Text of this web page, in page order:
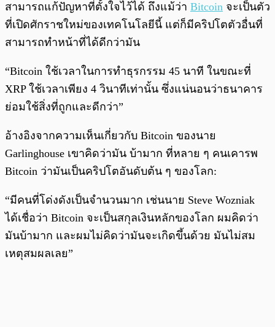
สามารถแก้ปัญหาที่ตั้งใจไว้ได้ ถึงแม้ว่า Bitcoin จะเป็นตัว
ที่เปิดศักราชใหม่ของเทคโนโลยีนี้ แต่ก็มีคริปโตตัวอื่นที่
สามารถทำหน้าที่ได้ดีกว่ามัน
“Bitcoin ใช้เวลาในการทำธุรกรรม 45 นาที ในขณะที่
XRP ใช้เวลาเพียง 4 วินาทีเท่านั้น ซึ่งแน่นอนว่าธนาคาร
ย่อมใช้สิ่งที่ถูกและดีกว่า”
อ้างอิงจากความเห็นเกี่ยวกับ Bitcoin ของนาย
Garlinghouse เขาคิดว่ามัน บ้ามาก ที่หลาย ๆ คนเคารพ
Bitcoin ว่ามันเป็นคริปโตอันดับต้น ๆ ของโลก:
“มีคนที่โด่งดังเป็นจำนวนมาก เช่นนาย Steve Wozniak
ได้เชื่อว่า Bitcoin จะเป็นสกุลเงินหลักของโลก ผมคิดว่า
มันบ้ามาก และผมไม่คิดว่ามันจะเกิดขึ้นด้วย มันไม่สม
เหตุสมผลเลย”